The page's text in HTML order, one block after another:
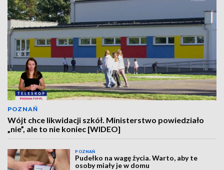
POZNAŃ
Wójt chce likwidacji szkół. Ministerstwo powiedziało
„nie”, ale to nie koniec [WIDEO]
POZNAŃ
Pudełko na wagę życia. Warto, aby te
osoby miały je w domu